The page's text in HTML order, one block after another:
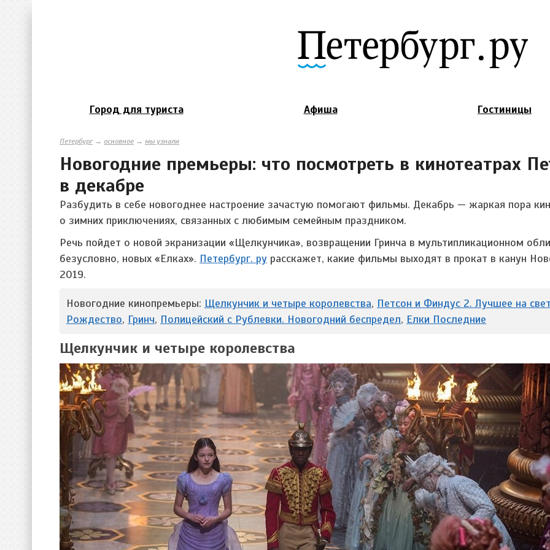
Город для туриста Афиша Гостиницы
Петербург→ основное → мы узнали
Новогодние премьеры: что посмотреть в кинотеатрах
в декабре
Разбудить в себе новогоднее настроение зачастую помогают фильмы. Декабрь — жаркая пора
о зимних приключениях, связанных с любимым семейным праздником.
Речь пойдет о новой экранизации «Щелкунчика», возвращении Гринча в мультипликационном
безусловно, новых «Елках». Петербург. ру расскажет, какие фильмы выходят в прокат в канун
2019.
Новогодние кинопремьеры: Щелкунчик и четыре королевства, Петсон и Финдус 2. Лучшее на
Рождество, Гринч, Полицейский с Рублевки. Новогодний беспредел, Елки Последние
Щелкунчик и четыре королевства